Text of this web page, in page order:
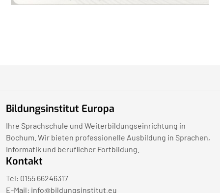
Bildungsinstitut Europa
Ihre Sprachschule und Weiterbildungseinrichtung in
Bochum. Wir bieten professionelle Ausbildung in Sprachen,
Informatik und beruflicher Fortbildung.
Kontakt
Tel: 0155 66246317
E-Mail: info@bildungsinstitut.eu